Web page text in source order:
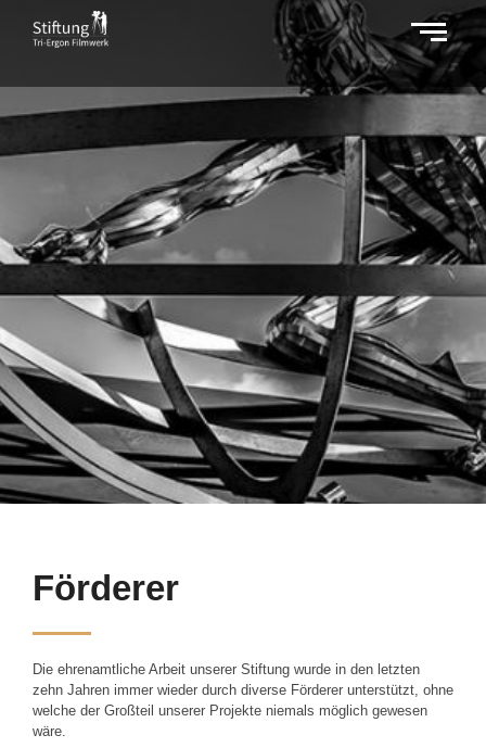
Förderer
Die ehrenamtliche Arbeit unserer Stiftung wurde in den letzten
zehn Jahren immer wieder durch diverse Förderer unterstützt, ohne
welche der Großteil unserer Projekte niemals möglich gewesen
wäre.